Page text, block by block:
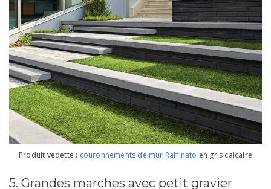
Produit vedette : couronnements de mur Raffinato en gris calcaire
5. Grandes marches avec petit gravier